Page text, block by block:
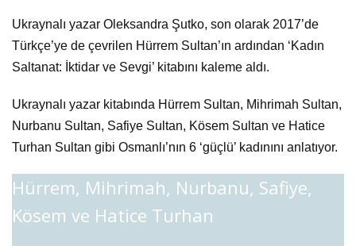
Ukraynalı yazar Oleksandra Şutko, son olarak 2017’de
Türkçe’ye de çevrilen Hürrem Sultan’ın ardından ‘Kadın
Saltanat: İktidar ve Sevgi’ kitabını kaleme aldı.
Ukraynalı yazar kitabında Hürrem Sultan, Mihrimah Sultan,
Nurbanu Sultan, Safiye Sultan, Kösem Sultan ve Hatice
Turhan Sultan gibi Osmanlı’nın 6 ‘güçlü’ kadınını anlatıyor.
Hürrem, Mihrimah, Nurbanu, Safiye,
Kösem ve Hatice Turhan